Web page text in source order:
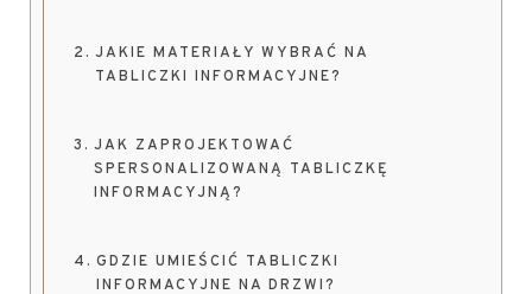
JAKIE MATERIAŁY WYBRAĆ NA
TABLICZKI INFORMACYJNE?
JAK ZAPROJEKTOWAĆ
SPERSONALIZOWANĄ TABLICZKĘ
INFORMACYJNĄ?
GDZIE UMIEŚCIĆ TABLICZKI
INFORMACYJNE NA DRZWI?